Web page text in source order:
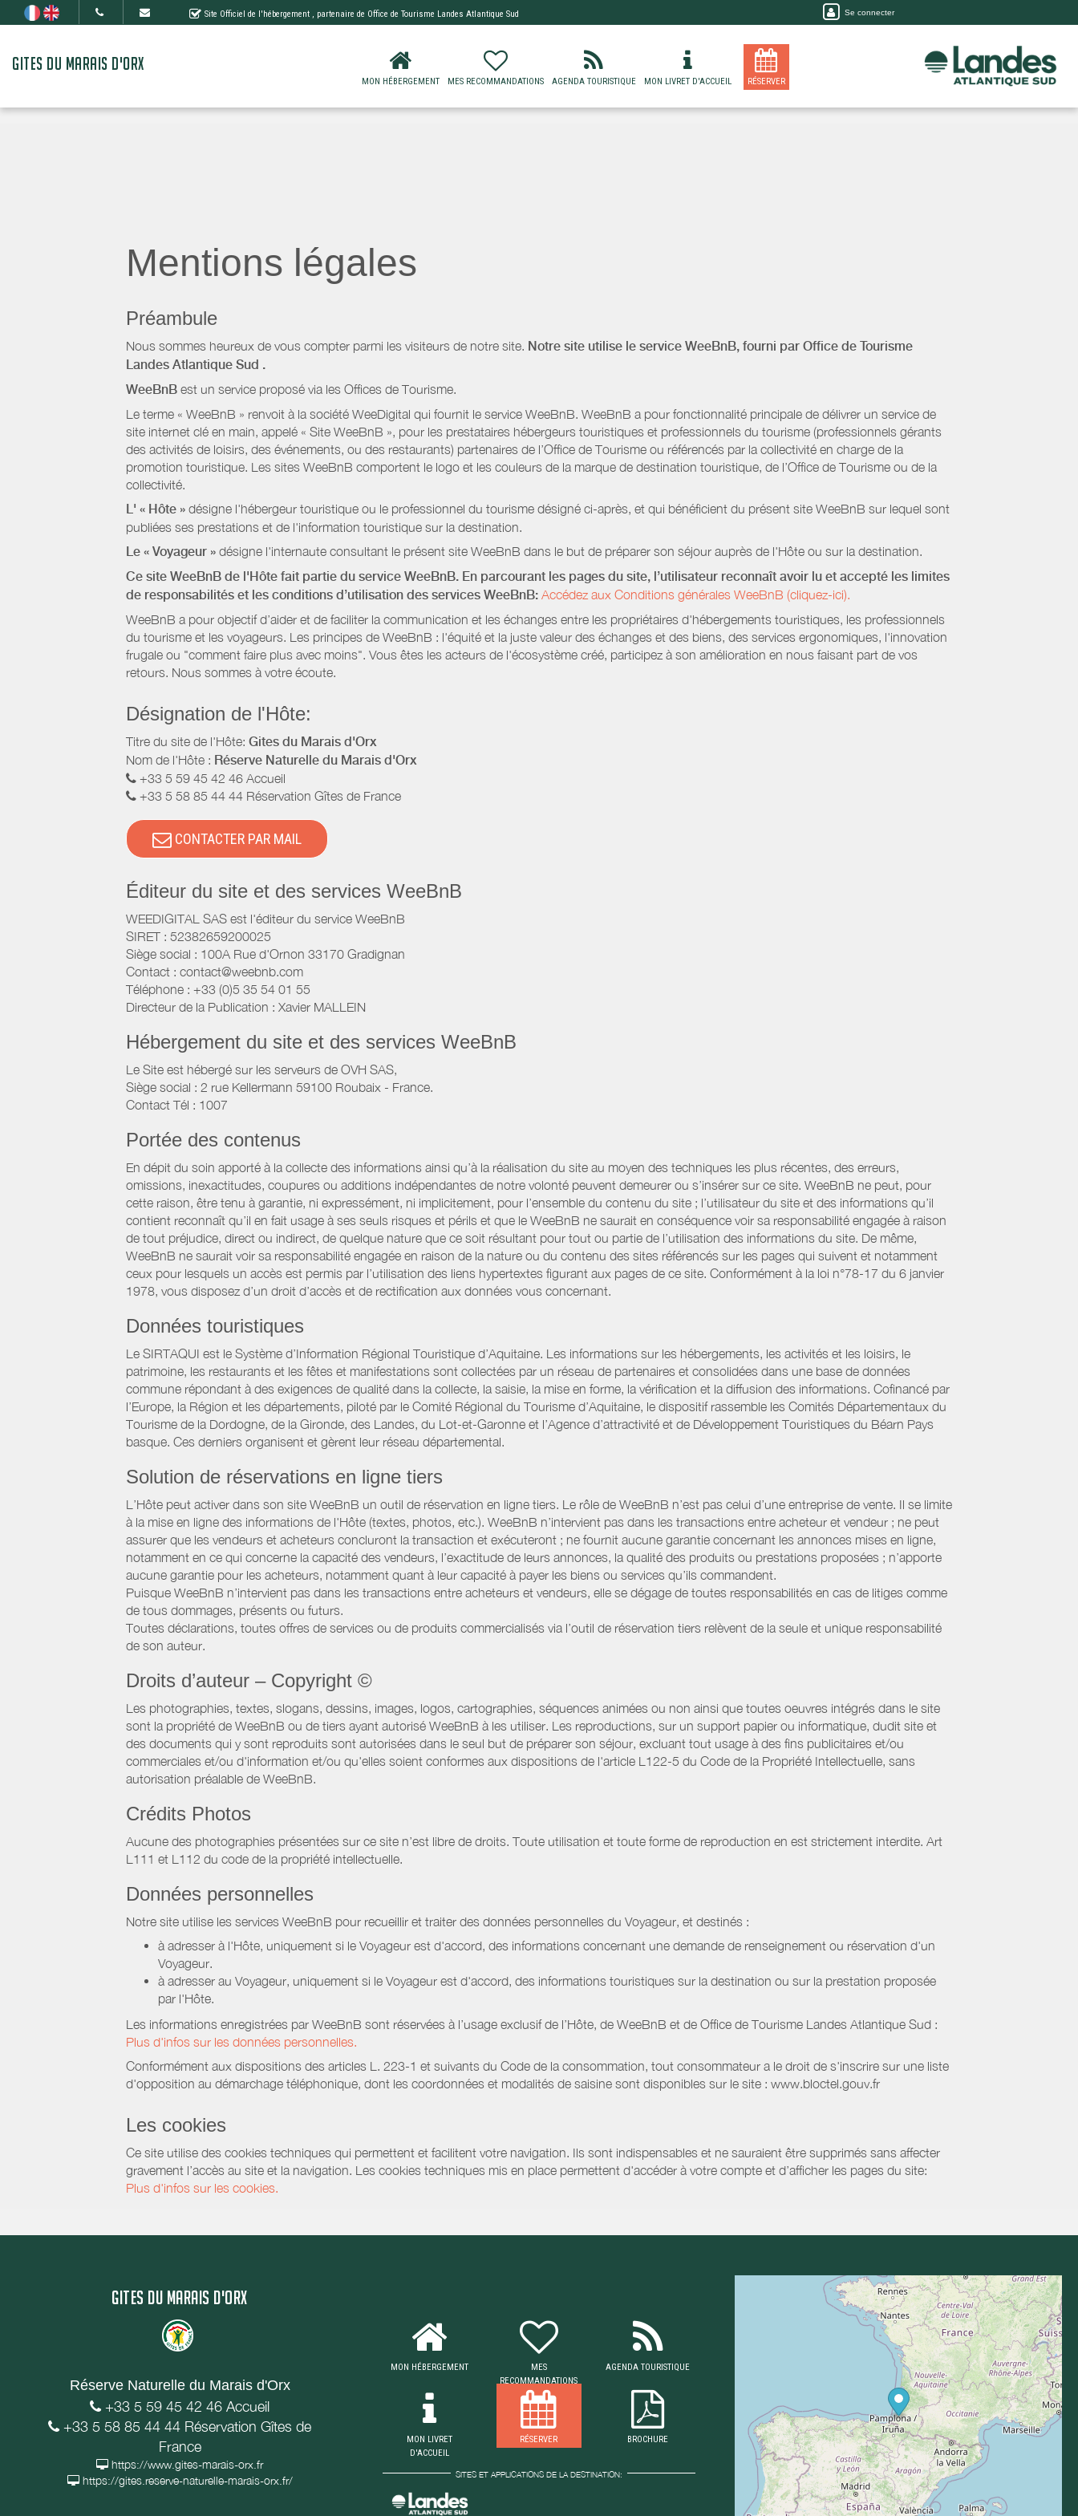
Site Officiel de l'hébergement , partenaire de Office de Tourisme Landes Atlantique Sud Se connecter
GITES DU MARAIS D'ORX
MON HÉBERGEMENT MES RECOMMANDATIONS AGENDA TOURISTIQUE MON LIVRET D'ACCUEIL RÉSERVER
Mentions légales
Préambule
Nous sommes heureux de vous compter parmi les visiteurs de notre site. Notre site utilise le service WeeBnB, fourni par Office de Tourisme
Landes Atlantique Sud .
WeeBnB est un service proposé via les Offices de Tourisme.
Le terme « WeeBnB » renvoit à la société WeeDigital qui fournit le service WeeBnB. WeeBnB a pour fonctionnalité principale de délivrer un service de
site internet clé en main, appelé « Site WeeBnB », pour les prestataires hébergeurs touristiques et professionnels du tourisme (professionnels gérants
des activités de loisirs, des événements, ou des restaurants) partenaires de l’Office de Tourisme ou référencés par la collectivité en charge de la
promotion touristique. Les sites WeeBnB comportent le logo et les couleurs de la marque de destination touristique, de l’Office de Tourisme ou de la
collectivité.
L' « Hôte » désigne l'hébergeur touristique ou le professionnel du tourisme désigné ci-après, et qui bénéficient du présent site WeeBnB sur lequel sont
publiées ses prestations et de l'information touristique sur la destination.
Le « Voyageur » désigne l'internaute consultant le présent site WeeBnB dans le but de préparer son séjour auprès de l'Hôte ou sur la destination.
Ce site WeeBnB de l'Hôte fait partie du service WeeBnB. En parcourant les pages du site, l’utilisateur reconnaît avoir lu et accepté les limites
de responsabilités et les conditions d’utilisation des services WeeBnB: Accédez aux Conditions générales WeeBnB (cliquez-ici).
WeeBnB a pour objectif d’aider et de faciliter la communication et les échanges entre les propriétaires d'hébergements touristiques, les professionnels
du tourisme et les voyageurs. Les principes de WeeBnB : l'équité et la juste valeur des échanges et des biens, des services ergonomiques, l'innovation
frugale ou "comment faire plus avec moins". Vous êtes les acteurs de l'écosystème créé, participez à son amélioration en nous faisant part de vos
retours. Nous sommes à votre écoute.
Désignation de l'Hôte:
Titre du site de l'Hôte: Gites du Marais d'Orx
Nom de l'Hôte : Réserve Naturelle du Marais d'Orx
+33 5 59 45 42 46 Accueil
+33 5 58 85 44 44 Réservation Gîtes de France
CONTACTER PAR MAIL
Éditeur du site et des services WeeBnB
WEEDIGITAL SAS est l'éditeur du service WeeBnB
SIRET : 52382659200025
Siège social : 100A Rue d'Ornon 33170 Gradignan
Contact : contact@weebnb.com
Téléphone : +33 (0)5 35 54 01 55
Directeur de la Publication : Xavier MALLEIN
Hébergement du site et des services WeeBnB
Le Site est hébergé sur les serveurs de OVH SAS,
Siège social : 2 rue Kellermann 59100 Roubaix - France.
Contact Tél : 1007
Portée des contenus
En dépit du soin apporté à la collecte des informations ainsi qu’à la réalisation du site au moyen des techniques les plus récentes, des erreurs,
omissions, inexactitudes, coupures ou additions indépendantes de notre volonté peuvent demeurer ou s’insérer sur ce site. WeeBnB ne peut, pour
cette raison, être tenu à garantie, ni expressément, ni implicitement, pour l’ensemble du contenu du site ; l’utilisateur du site et des informations qu’il
contient reconnaît qu’il en fait usage à ses seuls risques et périls et que le WeeBnB ne saurait en conséquence voir sa responsabilité engagée à raison
de tout préjudice, direct ou indirect, de quelque nature que ce soit résultant pour tout ou partie de l’utilisation des informations du site. De même,
WeeBnB ne saurait voir sa responsabilité engagée en raison de la nature ou du contenu des sites référencés sur les pages qui suivent et notamment
ceux pour lesquels un accès est permis par l’utilisation des liens hypertextes figurant aux pages de ce site. Conformément à la loi n°78-17 du 6 janvier
1978, vous disposez d’un droit d’accès et de rectification aux données vous concernant.
Données touristiques
Le SIRTAQUI est le Système d’Information Régional Touristique d’Aquitaine. Les informations sur les hébergements, les activités et les loisirs, le
patrimoine, les restaurants et les fêtes et manifestations sont collectées par un réseau de partenaires et consolidées dans une base de données
commune répondant à des exigences de qualité dans la collecte, la saisie, la mise en forme, la vérification et la diffusion des informations. Cofinancé par
l’Europe, la Région et les départements, piloté par le Comité Régional du Tourisme d’Aquitaine, le dispositif rassemble les Comités Départementaux du
Tourisme de la Dordogne, de la Gironde, des Landes, du Lot-et-Garonne et l’Agence d’attractivité et de Développement Touristiques du Béarn Pays
basque. Ces derniers organisent et gèrent leur réseau départemental.
Solution de réservations en ligne tiers
L’Hôte peut activer dans son site WeeBnB un outil de réservation en ligne tiers. Le rôle de WeeBnB n’est pas celui d’une entreprise de vente. Il se limite
à la mise en ligne des informations de l'Hôte (textes, photos, etc.). WeeBnB n’intervient pas dans les transactions entre acheteur et vendeur ; ne peut
assurer que les vendeurs et acheteurs concluront la transaction et exécuteront ; ne fournit aucune garantie concernant les annonces mises en ligne,
notamment en ce qui concerne la capacité des vendeurs, l’exactitude de leurs annonces, la qualité des produits ou prestations proposées ; n’apporte
aucune garantie pour les acheteurs, notamment quant à leur capacité à payer les biens ou services qu’ils commandent.
Puisque WeeBnB n’intervient pas dans les transactions entre acheteurs et vendeurs, elle se dégage de toutes responsabilités en cas de litiges comme
de tous dommages, présents ou futurs.
Toutes déclarations, toutes offres de services ou de produits commercialisés via l’outil de réservation tiers relèvent de la seule et unique responsabilité
de son auteur.
Droits d’auteur – Copyright ©
Les photographies, textes, slogans, dessins, images, logos, cartographies, séquences animées ou non ainsi que toutes oeuvres intégrés dans le site
sont la propriété de WeeBnB ou de tiers ayant autorisé WeeBnB à les utiliser. Les reproductions, sur un support papier ou informatique, dudit site et
des documents qui y sont reproduits sont autorisées dans le seul but de préparer son séjour, excluant tout usage à des fins publicitaires et/ou
commerciales et/ou d'information et/ou qu'elles soient conformes aux dispositions de l'article L122-5 du Code de la Propriété Intellectuelle, sans
autorisation préalable de WeeBnB.
Crédits Photos
Aucune des photographies présentées sur ce site n’est libre de droits. Toute utilisation et toute forme de reproduction en est strictement interdite. Art
L111 et L112 du code de la propriété intellectuelle.
Données personnelles
Notre site utilise les services WeeBnB pour recueillir et traiter des données personnelles du Voyageur, et destinés :
à adresser à l'Hôte, uniquement si le Voyageur est d'accord, des informations concernant une demande de renseignement ou réservation d'un
Voyageur.
à adresser au Voyageur, uniquement si le Voyageur est d'accord, des informations touristiques sur la destination ou sur la prestation proposée
par l'Hôte.
Les informations enregistrées par WeeBnB sont réservées à l’usage exclusif de l’Hôte, de WeeBnB et de Office de Tourisme Landes Atlantique Sud :
Plus d'infos sur les données personnelles.
Conformément aux dispositions des articles L. 223-1 et suivants du Code de la consommation, tout consommateur a le droit de s'inscrire sur une liste
d'opposition au démarchage téléphonique, dont les coordonnées et modalités de saisine sont disponibles sur le site : www.bloctel.gouv.fr
Les cookies
Ce site utilise des cookies techniques qui permettent et facilitent votre navigation. Ils sont indispensables et ne sauraient être supprimés sans affecter
gravement l’accès au site et la navigation. Les cookies techniques mis en place permettent d'accéder à votre compte et d’afficher les pages du site:
Plus d'infos sur les cookies.
GITES DU MARAIS D'ORX
Réserve Naturelle du Marais d'Orx
+33 5 59 45 42 46 Accueil
+33 5 58 85 44 44 Réservation Gîtes de
France
https://www.gites-marais-orx.fr
https://gites.reserve-naturelle-marais-orx.fr/
MON HÉBERGEMENT
MES
RECOMMANDATIONS
AGENDA TOURISTIQUE
MON LIVRET
D'ACCUEIL
RÉSERVER BROCHURE
SITES ET APPLICATIONS DE LA DESTINATION: